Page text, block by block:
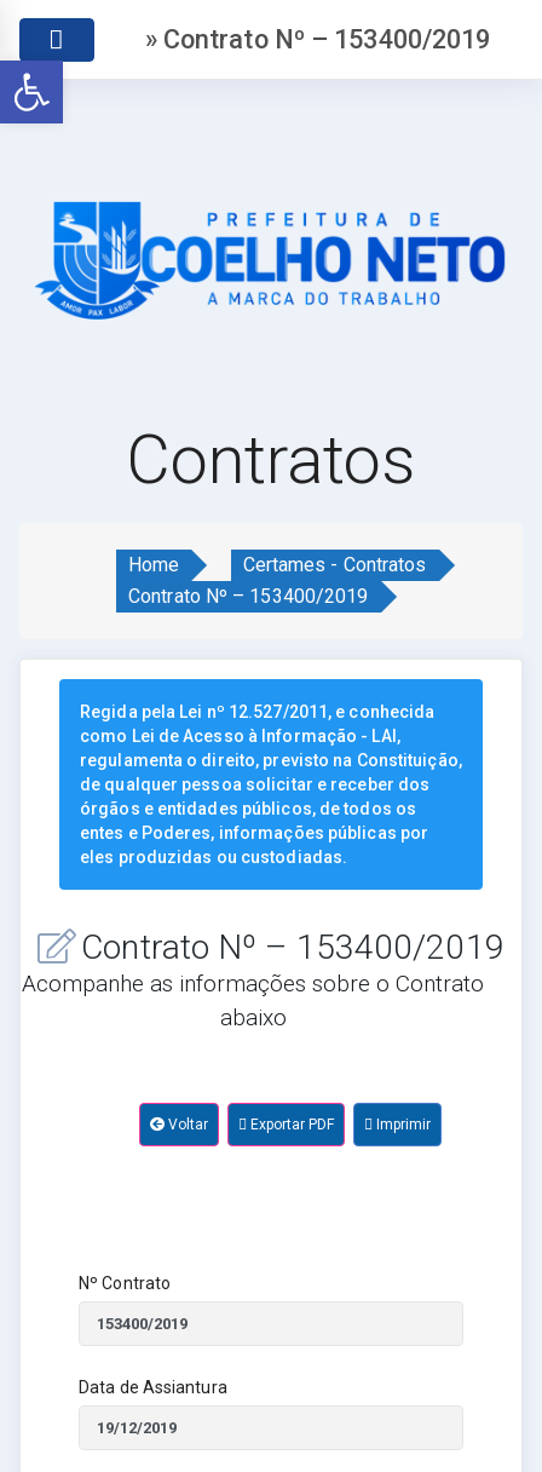
Abrir a barra de ferramentas
» Contrato Nº – 153400/2019
Contratos
Home
Certames - Contratos
Contrato Nº – 153400/2019
Regida pela Lei nº 12.527/2011, e conhecida
como Lei de Acesso à Informação - LAI,
regulamenta o direito, previsto na Constituição,
de qualquer pessoa solicitar e receber dos
órgãos e entidades públicos, de todos os
entes e Poderes, informações públicas por
eles produzidas ou custodiadas.
Contrato Nº – 153400/2019
Acompanhe as informações sobre o Contrato
abaixo
Voltar Exportar PDF Imprimir
Nº Contrato
Data de Assiantura